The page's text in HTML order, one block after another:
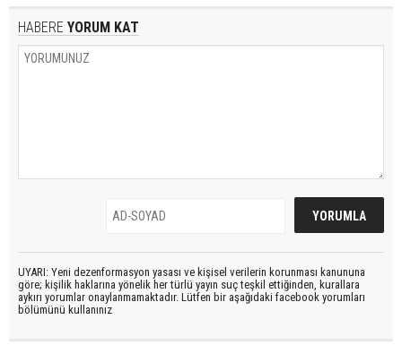
HABERE YORUM KAT
UYARI: Yeni dezenformasyon yasası ve kişisel verilerin korunması kanununa
göre; kişilik haklarına yönelik her türlü yayın suç teşkil ettiğinden, kurallara
aykırı yorumlar onaylanmamaktadır. Lütfen bir aşağıdaki facebook yorumları
bölümünü kullanınız